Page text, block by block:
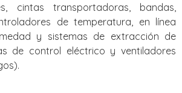
cintas transportadoras, bandas,
de temperatura, en línea
y sistemas de extracción de
de control eléctrico y ventiladores